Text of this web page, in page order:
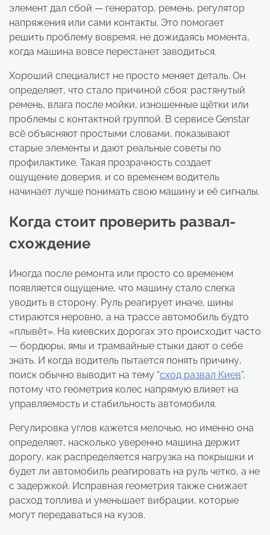
элемент дал сбой — генератор, ремень, регулятор
напряжения или сами контакты. Это помогает
решить проблему вовремя, не дожидаясь момента,
когда машина вовсе перестанет заводиться.
Хороший специалист не просто меняет деталь. Он
определяет, что стало причиной сбоя: растянутый
ремень, влага после мойки, изношенные щётки или
проблемы с контактной группой. В сервисе Genstar
всё объясняют простыми словами, показывают
старые элементы и дают реальные советы по
профилактике. Такая прозрачность создает
ощущение доверия, и со временем водитель
начинает лучше понимать свою машину и её сигналы.
Когда стоит проверить развал-
схождение
Иногда после ремонта или просто со временем
появляется ощущение, что машину стало слегка
уводить в сторону. Руль реагирует иначе, шины
стираются неровно, а на трассе автомобиль будто
«плывёт». На киевских дорогах это происходит часто
— бордюры, ямы и трамвайные стыки дают о себе
знать. И когда водитель пытается понять причину,
поиск обычно выводит на тему “сход развал Киев”,
потому что геометрия колес напрямую влияет на
управляемость и стабильность автомобиля.
Регулировка углов кажется мелочью, но именно она
определяет, насколько уверенно машина держит
дорогу, как распределяется нагрузка на покрышки и
будет ли автомобиль реагировать на руль четко, а не
с задержкой. Исправная геометрия также снижает
расход топлива и уменьшает вибрации, которые
могут передаваться на кузов.